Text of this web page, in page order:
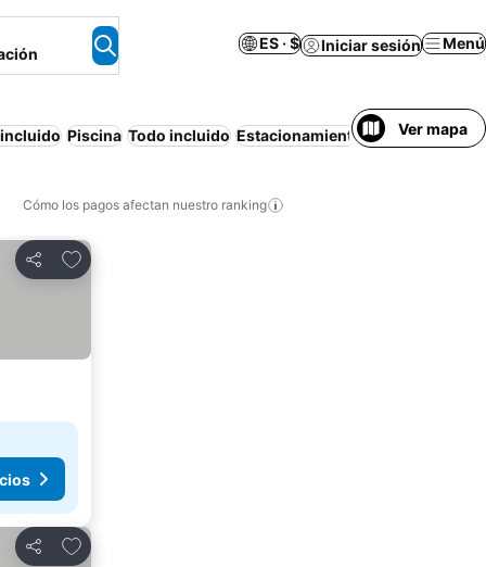
ES · $ Iniciar sesión Menú
Piscina Todo incluido Estacionamiento Playa Media
Ver mapa
Cómo los pagos afectan nuestro ranking
Compartir
Agregar a favoritos
Compartir
Agregar a favoritos